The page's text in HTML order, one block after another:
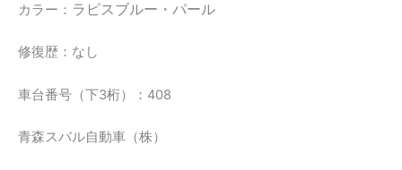
カラー： ラピスブルー・パール
修復歴：なし
車台番号（下3桁）：408
青森スバル自動車（株）